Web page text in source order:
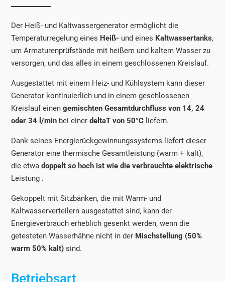
Der Heiß- und Kaltwassergenerator ermöglicht die
Temperaturregelung eines Heiß- und eines Kaltwassertanks,
um Armaturenprüfstände mit heißem und kaltem Wasser zu
versorgen, und das alles in einem geschlossenen Kreislauf.
Ausgestattet mit einem Heiz- und Kühlsystem kann dieser
Generator kontinuierlich und in einem geschlossenen
Kreislauf einengemischten Gesamtdurchfluss von 14, 24
oder 34 l/min bei einerdeltaT von 50°C liefern.
Dank seines Energierückgewinnungssystems liefert dieser
Generator eine thermische Gesamtleistung (warm + kalt),
die etwadoppelt so hoch ist wie die verbrauchte elektrische
Leistung .
Gekoppelt mit Sitzbänken, die mit Warm- und
Kaltwasserverteilern ausgestattet sind, kann der
Energieverbrauch erheblich gesenkt werden, wenn die
getesteten Wasserhähne nicht in der Mischstellung (50%
warm 50% kalt) sind.
Betriebsart